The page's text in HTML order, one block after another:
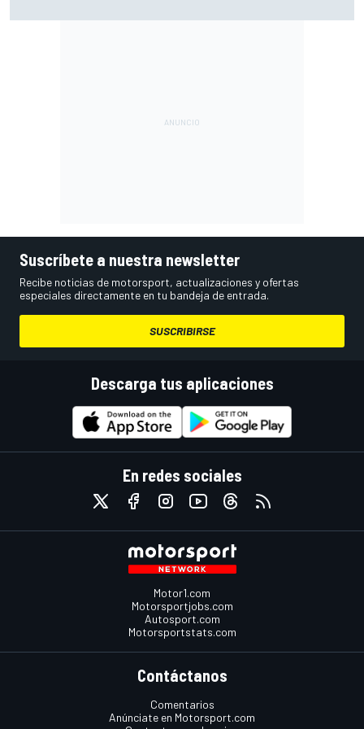
Suscríbete a nuestra newsletter
Recibe noticias de motorsport, actualizaciones y ofertas
especiales directamente en tu bandeja de entrada.
SUSCRIBIRSE
Descarga tus aplicaciones
En redes sociales
Motor1.com
Motorsportjobs.com
Autosport.com
Motorsportstats.com
Contáctanos
Comentarios
Anúnciate en Motorsport.com